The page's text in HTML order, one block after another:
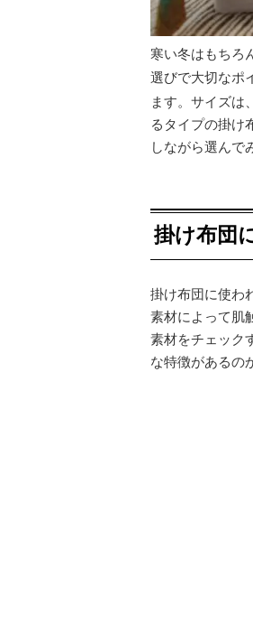
寒い冬はもちろ
選びで大切なポ
ます。サイズは
るタイプの掛け
しながら選んで
掛け布団
掛け布団に使わ
素材によって肌
素材をチェック
な特徴があるの